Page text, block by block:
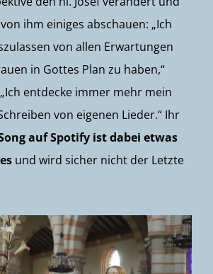
ihm einiges abschauen: „Ich
von allen Erwartungen
in Gottes Plan zu haben,“
entdecke immer mehr mein
von eigenen Lieder.“ Ihr
auf Spotify ist dabei etwas
und wird sicher nicht der Letzte